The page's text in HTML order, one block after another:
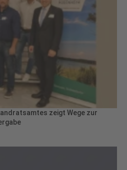
zeigt Wege zur